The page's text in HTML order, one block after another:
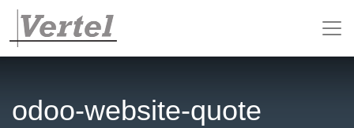
odoo-website-quote